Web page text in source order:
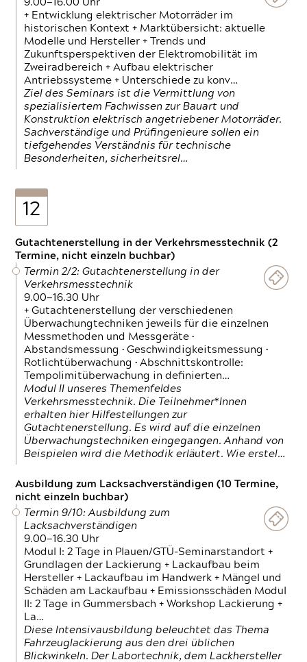
9.00—16.00 Uhr
+ Entwicklung elektrischer Motorräder im
historischen Kontext + Marktübersicht: aktuelle
Modelle und Hersteller + Trends und
Zukunftsperspektiven der Elektromobilität im
Zweiradbereich + Aufbau elektrischer
Antriebssysteme + Unterschiede zu konv…
Ziel des Seminars ist die Vermittlung von
spezialisiertem Fachwissen zur Bauart und
Konstruktion elektrisch angetriebener Motorräder.
Sachverständige und Prüfingenieure sollen ein
tiefgehendes Verständnis für technische
Besonderheiten, sicherheitsrel…
12
Gutachtenerstellung in der Verkehrsmesstechnik (2
Termine, nicht einzeln buchbar)
Termin 2/2: Gutachtenerstellung in der
Verkehrsmesstechnik
9.00—16.30 Uhr
+ Gutachtenerstellung der verschiedenen
Überwachungtechniken jeweils für die einzelnen
Messmethoden und Messgeräte •
Abstandsmessung • Geschwindigkeitsmessung •
Rotlichtüberwachung • Abschnittskontrolle:
Tempolimitüberwachung in definierten…
Modul II unseres Themenfeldes
Verkehrsmesstechnik. Die Teilnehmer*Innen
erhalten hier Hilfestellungen zur
Gutachtenerstellung. Es wird auf die einzelnen
Überwachungstechniken eingegangen. Anhand von
Beispielen wird die Methodik erläutert. Wie erstel…
Ausbildung zum Lacksachverständigen (10 Termine,
nicht einzeln buchbar)
Termin 9/10: Ausbildung zum
Lacksachverständigen
9.00—16.30 Uhr
Modul I: 2 Tage in Plauen/GTÜ-Seminarstandort +
Grundlagen der Lackierung + Lackaufbau beim
Hersteller + Lackaufbau im Handwerk + Mängel und
Schäden am Lackaufbau + Emissionsschäden Modul
II: 2 Tage in Gummersbach + Workshop Lackierung +
La…
Diese Intensivausbildung beleuchtet das Thema
Fahrzeuglackierung aus den drei üblichen
Blickwinkeln. Der Labortechnik, dem Lackhersteller